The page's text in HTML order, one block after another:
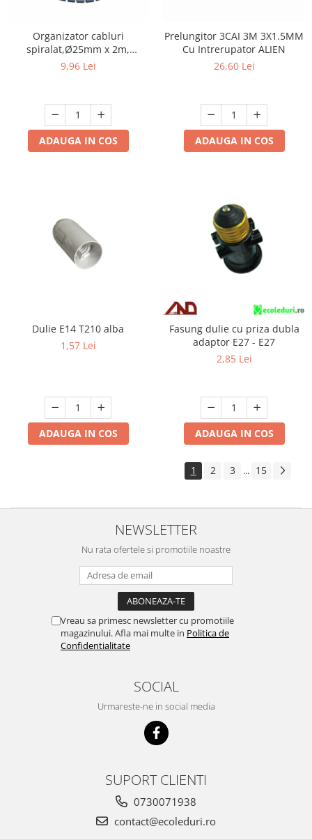
Organizator cabluri
spiralat,Ø25mm x 2m,
gri,protectie birou
9,96 Lei
ADAUGA IN COS
Prelungitor 3CAI 3M 3X1.5MM
Cu Intrerupator ALIEN
26,60 Lei
ADAUGA IN COS
Dulie E14 T210 alba
1,57 Lei
ADAUGA IN COS
Fasung dulie cu priza dubla
adaptor E27 - E27
2,85 Lei
ADAUGA IN COS
1 2 3 ... 15
NEWSLETTER
Nu rata ofertele si promotiile noastre
Vreau sa primesc newsletter cu promotiile
magazinului. Afla mai multe in Politica de
Confidentialitate
SOCIAL
Urmareste-ne in social media
SUPORT CLIENTI
0730071938
contact@ecoleduri.ro